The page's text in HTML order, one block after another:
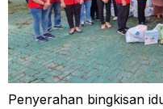
Penyerahan bingkisan